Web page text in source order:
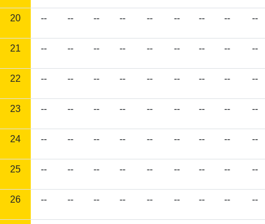
20 -- -- -- -- -- -- -- -- --
21 -- -- -- -- -- -- -- -- --
22 -- -- -- -- -- -- -- -- --
23 -- -- -- -- -- -- -- -- --
24 -- -- -- -- -- -- -- -- --
25 -- -- -- -- -- -- -- -- --
26 -- -- -- -- -- -- -- -- --